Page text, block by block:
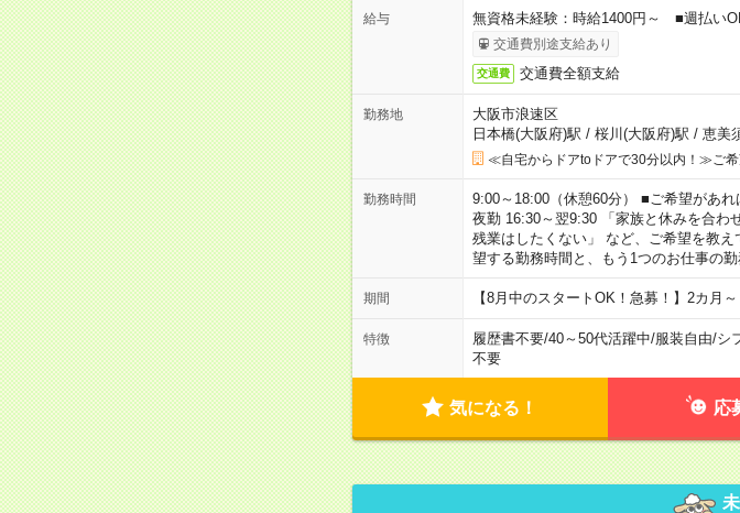
給与 無資格未経験：時給1400円～ ■週払
交通費別途支給あり
交通費 交通費全額支給
勤務地
大阪市浪速区
日本橋(大阪府)駅 / 桜川(大阪府)駅 / 恵美
≪自宅からドアtoドアで30分以内！≫ご希
勤務時間
9:00～18:00（休憩60分） ■ご希望があ
夜勤 16:30～翌9:30 「家族と休みを合わ
残業はしたくない」 など、ご希望を教
望する勤務時間と、もう1つのお仕事の
期間 【8月中のスタートOK！急募！】2カ月
特徴 履歴書不要/40～50代活躍中/服装自由/シ
不要
気になる！ 応